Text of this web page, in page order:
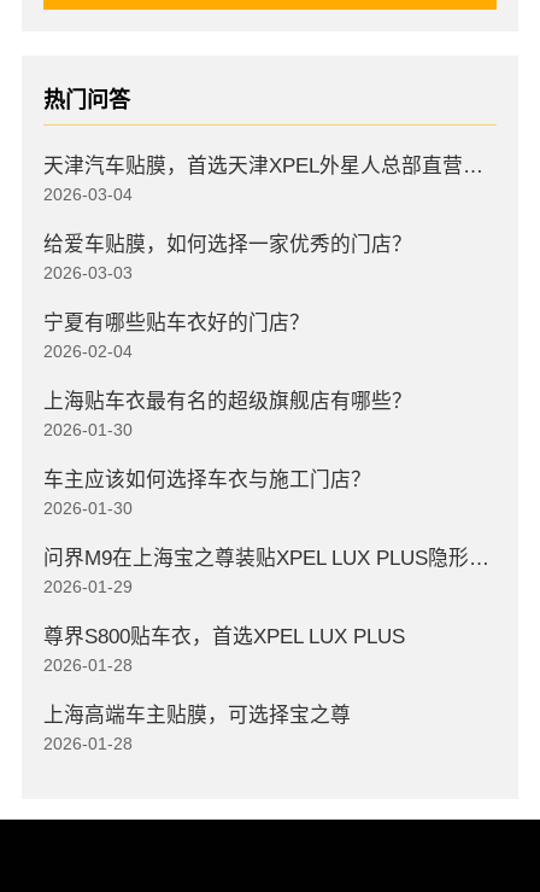
热门问答
天津汽车贴膜，首选天津XPEL外星人总部直营店，高口碑店
2026-03-04
给爱车贴膜，如何选择一家优秀的门店？
2026-03-03
宁夏有哪些贴车衣好的门店？
2026-02-04
上海贴车衣最有名的超级旗舰店有哪些？
2026-01-30
车主应该如何选择车衣与施工门店？
2026-01-30
问界M9在上海宝之尊装贴XPEL LUX PLUS隐形车衣
2026-01-29
尊界S800贴车衣，首选XPEL LUX PLUS
2026-01-28
上海高端车主贴膜，可选择宝之尊
2026-01-28